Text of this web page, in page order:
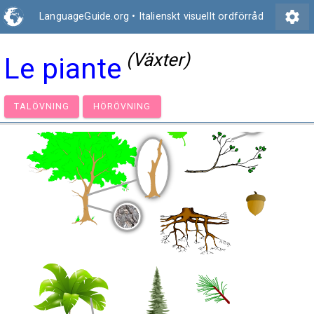
LanguageGuide.org • Italienskt visuellt ordförråd settings
Le piante (Växter)
TALÖVNING HÖRÖVNING